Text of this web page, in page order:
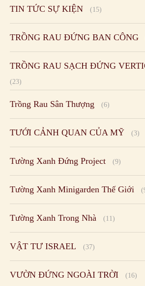
TIN TỨC SỰ KIỆN (15)
TRỒNG RAU ĐỨNG BAN CÔNG
TRỒNG RAU SẠCH ĐỨNG
(23)
Trồng Rau Sân Thượng (6)
TƯỚI CẢNH QUAN CỦA MỸ (3)
Tường Xanh Đứng Project (9)
Tường Xanh Minigarden Thế Giới
Tường Xanh Trong Nhà (11)
VẬT TƯ ISRAEL (37)
VƯỜN ĐỨNG NGOÀI TRỜI (16)